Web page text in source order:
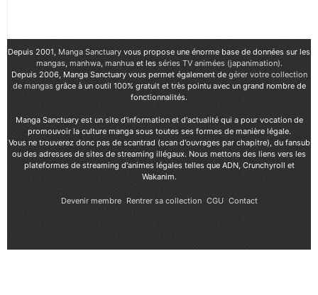
Depuis 2001, Manga Sanctuary vous propose une énorme base de données sur les
mangas, manhwa, manhuaet les séries TV animées (japanimation).
Depuis 2006, Manga Sanctuary vous permet également de gérer votre collection
de mangasgrâce à un outil 100% gratuit et très pointu avec un grand nombre de
fonctionnalités.
Manga Sanctuary est un site d'information et d'actualité qui a pour vocation de
promouvoir la culture manga sous toutes ses formes de manière légale.
Vous ne trouverez donc pas de scantrad (scan d'ouvrages par chapitre), du fansub
ou des adresses de sites de streaming illégaux. Nous mettons des liens vers les
plateformes de streaming d'animes légales telles que ADN, Crunchyroll et
Wakanim.
Devenir membre Rentrer sa collection CGU Contact